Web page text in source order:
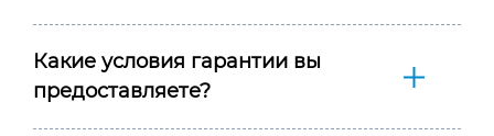
Какие условия гарантии вы
предоставляете?